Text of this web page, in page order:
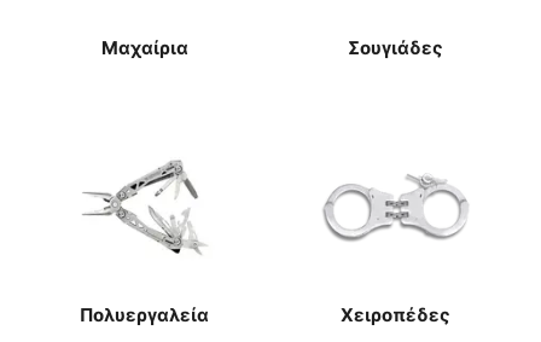
Μαχαίρια Σουγιάδες
Πολυεργαλεία Χειροπέδες